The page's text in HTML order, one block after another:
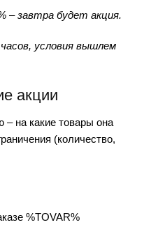
– завтра будет акция.
условия вышлем
акции
на какие товары она
(количество,
%TOVAR%